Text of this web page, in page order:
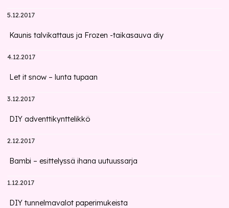
5.12.2017
Kaunis talvikattaus ja Frozen -taikasauva diy
4.12.2017
Let it snow – lunta tupaan
3.12.2017
DIY adventtikynttelikkö
2.12.2017
Bambi – esittelyssä ihana uutuussarja
1.12.2017
DIY tunnelmavalot paperimukeista